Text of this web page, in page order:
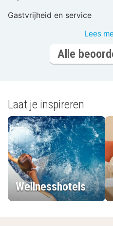
Gastvrijheid en service
Lees
Alle
Laat je inspireren
Wellnesshotels